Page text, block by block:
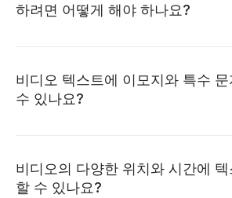
하려면 어떻게 해야 하나요?
비디오 텍스트에 이모지와 특수
수 있나요?
비디오의 다양한 위치와 시간에
할 수 있나요?